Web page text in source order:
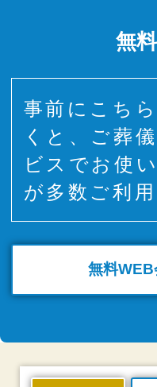
無
事前にこち
くと、ご葬
ビスでお使
が多数ご利
無料WEB